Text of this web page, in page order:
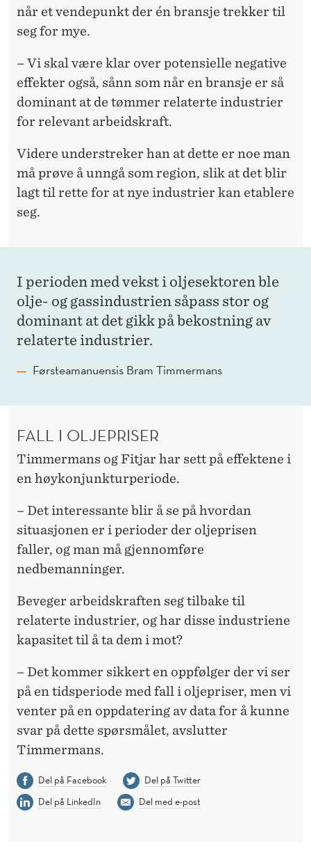
når et vendepunkt der én bransje trekker til
seg for mye.
– Vi skal være klar over potensielle negative
effekter også, sånn som når en bransje er så
dominant at de tømmer relaterte industrier
for relevant arbeidskraft.
Videre understreker han at dette er noe man
må prøve å unngå som region, slik at det blir
lagt til rette for at nye industrier kan etablere
seg.
I perioden med vekst i oljesektoren ble
olje- og gassindustrien såpass stor og
dominant at det gikk på bekostning av
relaterte industrier.
Førsteamanuensis Bram Timmermans
FALL I OLJEPRISER
Timmermans og Fitjar har sett på effektene i
en høykonjunkturperiode.
– Det interessante blir å se på hvordan
situasjonen er i perioder der oljeprisen
faller, og man må gjennomføre
nedbemanninger.
Beveger arbeidskraften seg tilbake til
relaterte industrier, og har disse industriene
kapasitet til å ta dem i mot?
– Det kommer sikkert en oppfølger der vi ser
på en tidsperiode med fall i oljepriser, men vi
venter på en oppdatering av data for å kunne
svar på dette spørsmålet, avslutter
Timmermans.
Del på Facebook
Del på Twitter
Del på LinkedIn
Del med e-post